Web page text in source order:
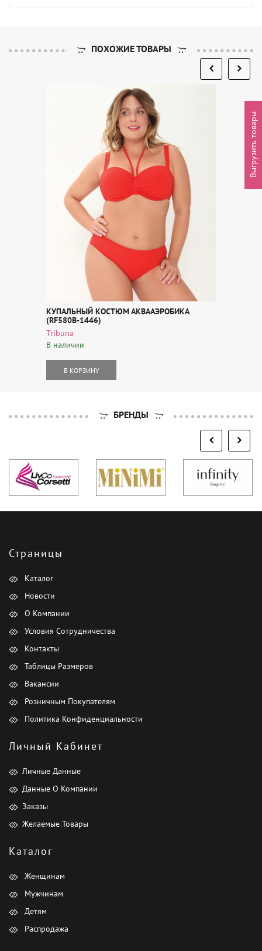
ПОХОЖИЕ ТОВАРЫ
КУПАЛЬНЫЙ КОСТЮМ АКВААЭРОБИКА
(RF580B-1446)
Tribuna
В наличии
В КОРЗИНУ
БРЕНДЫ
Страницы
Каталог
Новости
О Компании
Условия Сотрудничества
Контакты
Таблицы Размеров
Вакансии
Розничным Покупателям
Политика Конфиденциальности
Личный Кабинет
Личные Данные
Данные О Компании
Заказы
Желаемые Товары
Каталог
Женщинам
Мужчинам
Детям
Распродажа
Выгрузить товары